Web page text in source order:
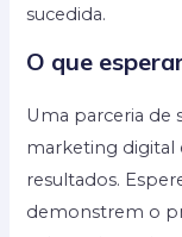
sucedida.
O que
Uma parceria de
marketing digital
resultados.
demonstrem o